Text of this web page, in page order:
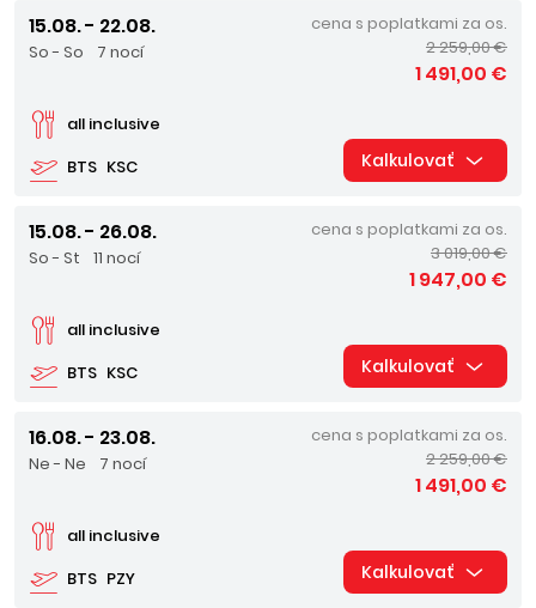
15.08. - 22.08.
So - So 7 nocí
BTS KSC
all inclusive
cena s poplatkami za os.
2 259,00 €
1 491,00 €
Kalkulovať
15.08. - 26.08.
So - St 11 nocí
BTS KSC
all inclusive
cena s poplatkami za os.
3 019,00 €
1 947,00 €
Kalkulovať
16.08. - 23.08.
Ne - Ne 7 nocí
BTS PZY
all inclusive
cena s poplatkami za os.
2 259,00 €
1 491,00 €
Kalkulovať